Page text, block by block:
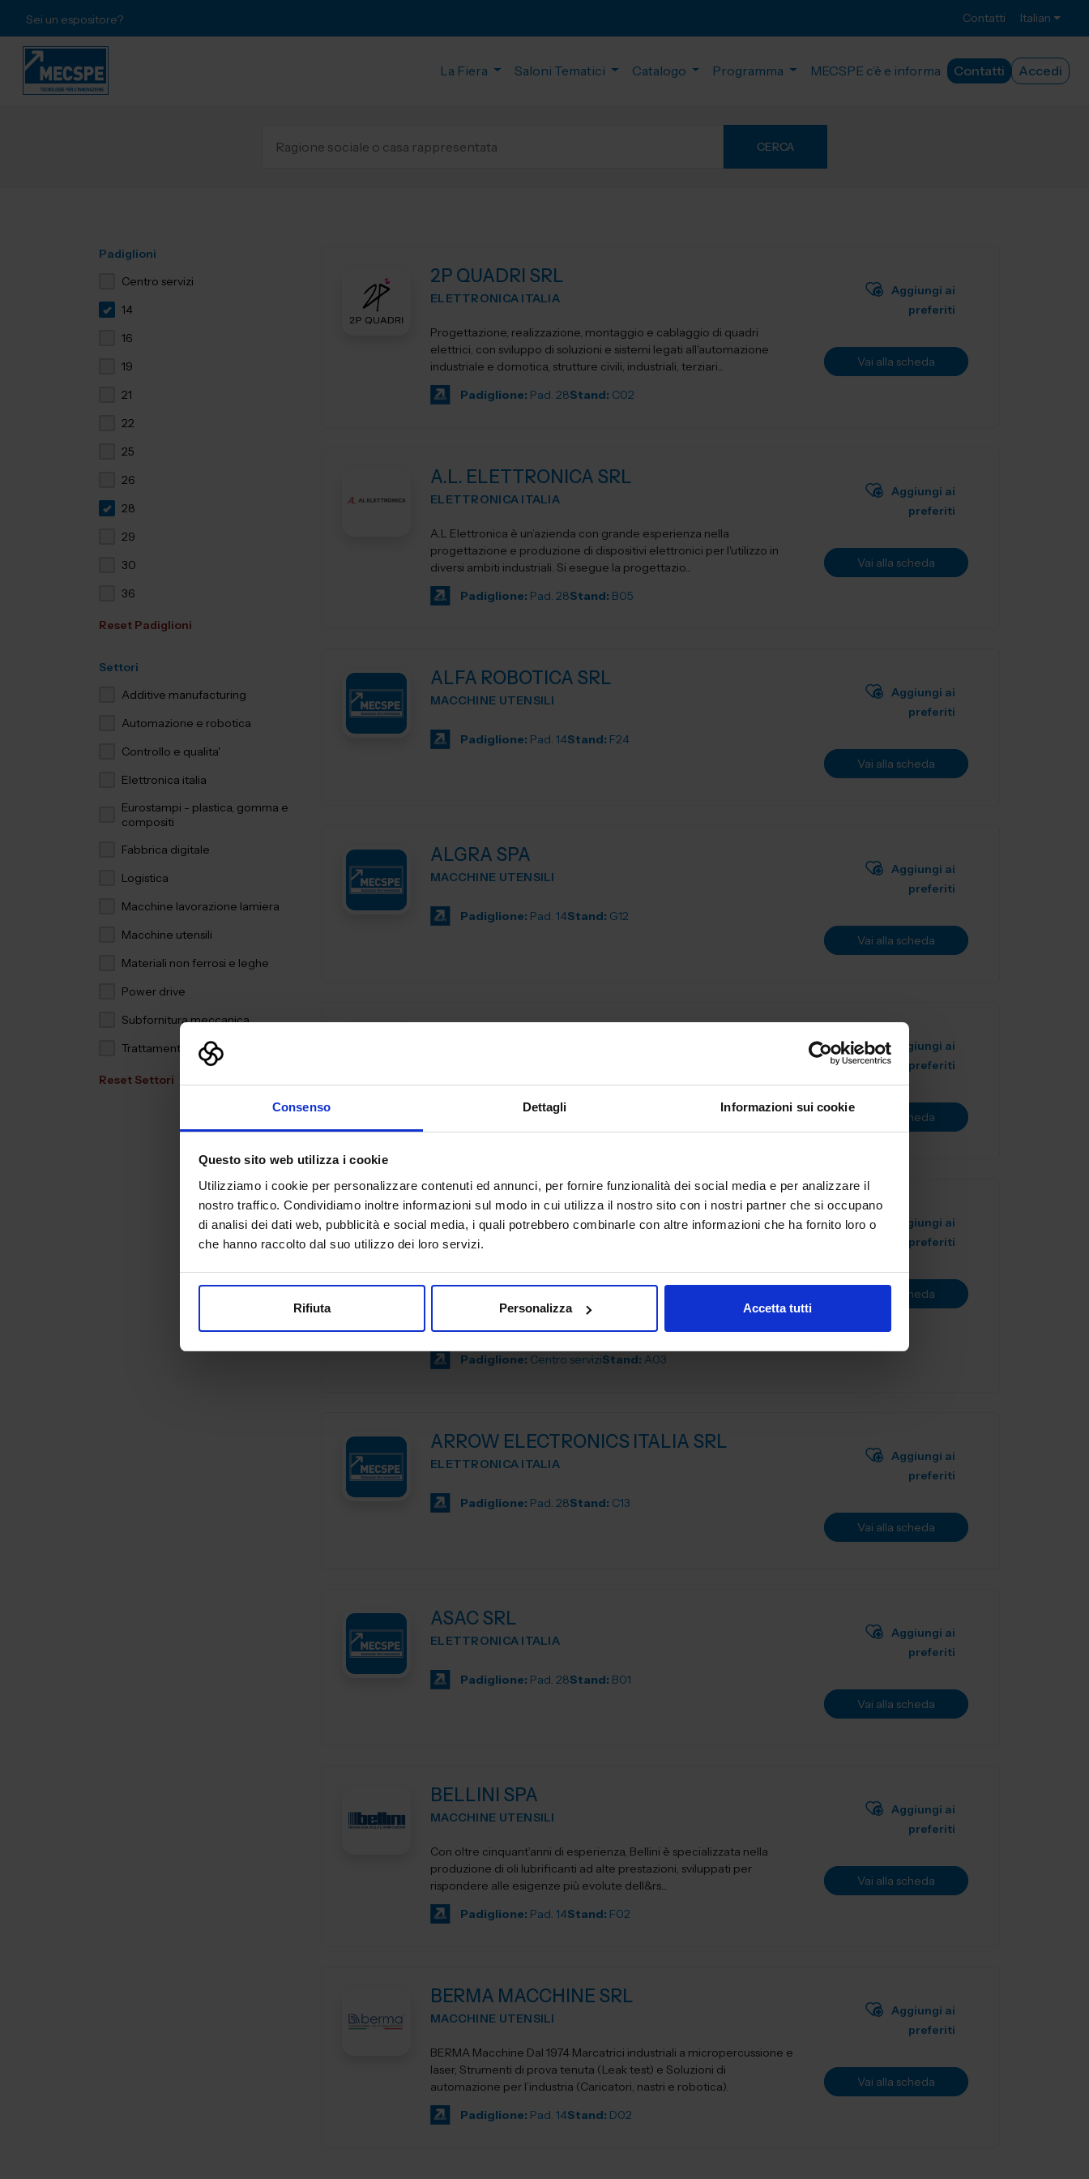
Consenso Dettagli Informazioni sui cookie
Questo sito web utilizza i cookie
Utilizziamo i cookie per personalizzare contenuti ed annunci, per fornire funzionalità dei social media e per analizzare il
nostro traffico. Condividiamo inoltre informazioni sul modo in cui utilizza il nostro sito con i nostri partner che si occupano
di analisi dei dati web, pubblicità e social media, i quali potrebbero combinarle con altre informazioni che ha fornito loro o
che hanno raccolto dal suo utilizzo dei loro servizi.
Rifiuta Personalizza Accetta tutti
Sei un espositore? Contatti Italian
La Fiera Saloni Tematici Catalogo Programma MECSPE c’è e informa Contatti Accedi
CERCA
Padiglioni
Centro servizi
14
16
19
21
22
25
26
28
29
30
36
Reset Padiglioni
Settori
Additive manufacturing
Automazione e robotica
Controllo e qualita'
Elettronica italia
Eurostampi - plastica, gomma e
compositi
Fabbrica digitale
Logistica
Macchine lavorazione lamiera
Macchine utensili
Materiali non ferrosi e leghe
Power drive
Subfornitura meccanica
Trattamenti e finiture
Reset Settori
2P QUADRI SRL
ELETTRONICA ITALIA
Progettazione, realizzazione, montaggio e cablaggio di quadri
elettrici, con sviluppo di soluzioni e sistemi legati all'automazione
industriale e domotica, strutture civili, industriali, terziari...
Padiglione: Pad. 28Stand: C02
Aggiungi ai
preferiti
Vai alla scheda
A.L. ELETTRONICA SRL
ELETTRONICA ITALIA
A.L Elettronica è un’azienda con grande esperienza nella
progettazione e produzione di dispositivi elettronici per l'utilizzo in
diversi ambiti industriali. Si esegue la progettazio...
Padiglione: Pad. 28Stand: B05
Aggiungi ai
preferiti
Vai alla scheda
ALFA ROBOTICA SRL
MACCHINE UTENSILI
Padiglione: Pad. 14Stand: F24
Aggiungi ai
preferiti
Vai alla scheda
ALGRA SPA
MACCHINE UTENSILI
Padiglione: Pad. 14Stand: G12
Aggiungi ai
preferiti
Vai alla scheda
Aggiungi ai
preferiti
Vai alla scheda
ANFIA
AUTOMAZIONE E ROBOTICA ELETTRONICA ITALIA
Industria Automobilistica, da oltre 110 anni ha l’obiettivo di
Padiglione:Pad. 28Stand:C24
Padiglione: Centro serviziStand: A03
Aggiungi ai
preferiti
Vai alla scheda
ARROW ELECTRONICS ITALIA SRL
ELETTRONICA ITALIA
Padiglione: Pad. 28Stand: C13
Aggiungi ai
preferiti
Vai alla scheda
ASAC SRL
ELETTRONICA ITALIA
Padiglione: Pad. 28Stand: B01
Aggiungi ai
preferiti
Vai alla scheda
BELLINI SPA
MACCHINE UTENSILI
Con oltre cinquant’anni di esperienza, Bellini è specializzata nella
produzione di oli lubrificanti ad alte prestazioni, sviluppati per
rispondere alle esigenze più evolute dell&rs...
Padiglione: Pad. 14Stand: F02
Aggiungi ai
preferiti
Vai alla scheda
BERMA MACCHINE SRL
MACCHINE UTENSILI
BERMA Macchine Dal 1974 Marcatrici industriali a micropercussione e
laser, Strumenti di prova tenuta (Leak test) e Soluzioni di
automazione per l’industria (Caricatori, nastri e robotica).
Padiglione: Pad. 14Stand: D02
Aggiungi ai
preferiti
Vai alla scheda